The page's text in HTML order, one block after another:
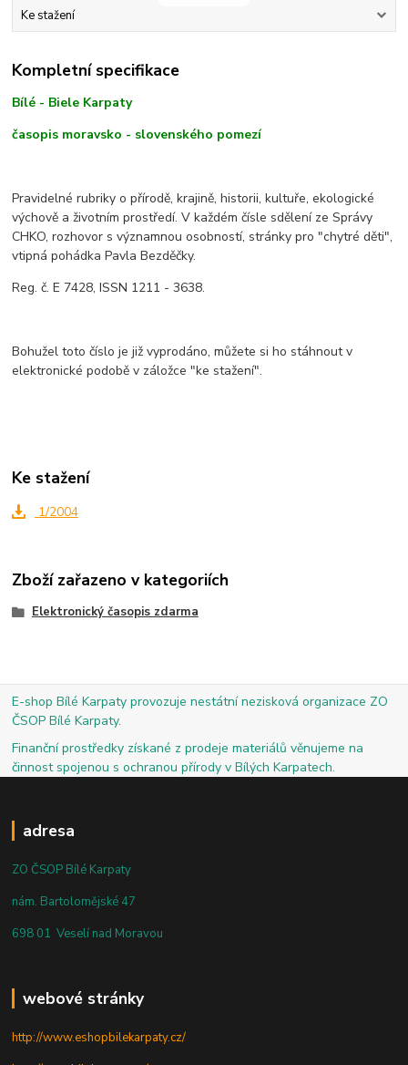
Ke stažení
Kompletní specifikace
Bílé - Biele Karpaty
časopis moravsko - slovenského pomezí
Pravidelné rubriky o přírodě, krajině, historii, kultuře, ekologické
výchově a životním prostředí. V každém čísle sdělení ze Správy
CHKO, rozhovor s významnou osobností, stránky pro "chytré děti",
vtipná pohádka Pavla Bezděčky.
Reg. č. E 7428, ISSN 1211 - 3638.
Bohužel toto číslo je již vyprodáno, můžete si ho stáhnout v
elektronické podobě v záložce "ke stažení".
Ke stažení
1/2004
Zboží zařazeno v kategoriích
Elektronický časopis zdarma
E-shop Bílé Karpaty provozuje nestátní nezisková organizace ZO
ČSOP Bílé Karpaty.
Finanční prostředky získané z prodeje materiálů věnujeme na
činnost spojenou s ochranou přírody v Bílých Karpatech.
adresa
ZO ČSOP Bílé Karpaty
nám. Bartolomějské 47
698 01 Veselí nad Moravou
webové stránky
http://www.eshopbilekarpaty.cz/